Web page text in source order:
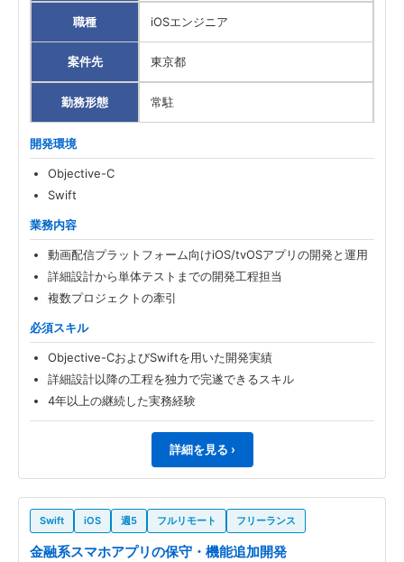
職種 iOSエンジニア
案件先 東京都
勤務形態 常駐
開発環境
Objective-C
Swift
業務内容
動画配信プラットフォーム向けiOS/tvOSアプリの開発と運用
詳細設計から単体テストまでの開発工程担当
複数プロジェクトの牽引
必須スキル
Objective-CおよびSwiftを用いた開発実績
詳細設計以降の工程を独力で完遂できるスキル
4年以上の継続した実務経験
詳細を見る ›
Swift iOS 週5 フルリモート フリーランス
金融系スマホアプリの保守・機能追加開発